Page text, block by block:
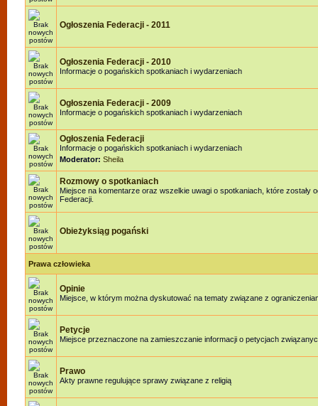
Ogłoszenia Federacji - 2011
Ogłoszenia Federacji - 2010
Informacje o pogańskich spotkaniach i wydarzeniach
Ogłoszenia Federacji - 2009
Informacje o pogańskich spotkaniach i wydarzeniach
Ogłoszenia Federacji
Informacje o pogańskich spotkaniach i wydarzeniach
Moderator: Sheila
Rozmowy o spotkaniach
Miejsce na komentarze oraz wszelkie uwagi o spotkaniach, które zostały
Federacji.
Obieżyksiąg pogański
Prawa człowieka
Opinie
Miejsce, w którym można dyskutować na tematy związane z
Petycje
Miejsce przeznaczone na zamieszczanie informacji o petycjach
Prawo
Akty prawne regulujące sprawy związane z religią